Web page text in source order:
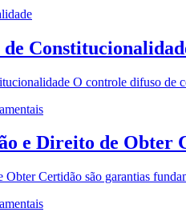
O controle difuso de
e Direito de Obter
Obter Certidão são garantias